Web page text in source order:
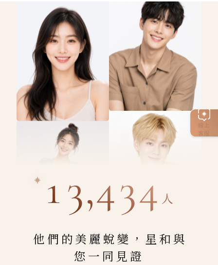
線上
客服
13,434 人
他們的美麗蛻變，星和與
您一同見證